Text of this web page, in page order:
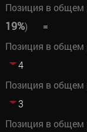
Позиция в общем
19%)
=
Позиция в общем
4
Позиция в общем
3
Позиция в общем